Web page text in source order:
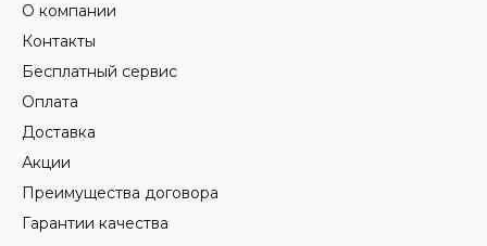
О компании
Контакты
Бесплатный сервис
Оплата
Доставка
Акции
Преимущества договора
Гарантии качества